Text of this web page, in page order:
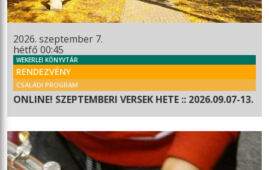
2026. szeptember 7.
hétfő 00:45
WEKERLEI KÖNYVTÁR
RENDEZVÉNY
CSALÁDI PROGRAM
ONLINE! SZEPTEMBERI VERSEK HETE :: 2026.09.07-13.